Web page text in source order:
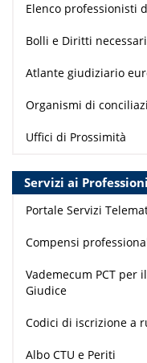
Elenco professionisti
Bolli e Diritti
Atlante giudiziario
Organismi di
Uffici di Prossimità
Servizi ai
Portale Servizi
Compensi
Vademecum PCT per
Giudice
Codici di iscrizione a
Albo CTU e Periti